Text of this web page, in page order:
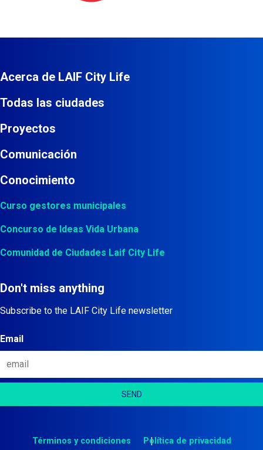
Acerca de LAIF City Life
Todas las ciudades
Proyectos
Comunicación
Conocimiento
Curso gestores municipales
Concurso de Ideas Vida Urbana
Comunidad de Ciudades Laif City Life
Don't miss anything
Subscribe to the LAIF City Life newsletter
Email
Términos y condiciones Política de privacidad